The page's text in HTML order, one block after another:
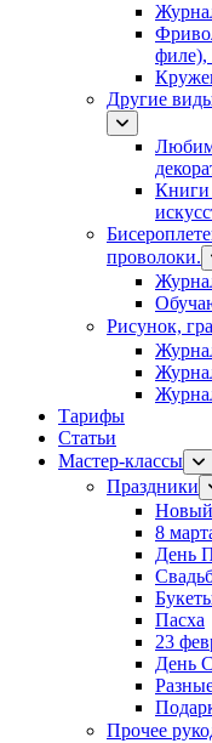
филе),
Другие
Книги
проволоки.
Рисунок,
Тарифы
Статьи
Мастер-классы
Праздники
8
День
Пасха
23
День
Прочее